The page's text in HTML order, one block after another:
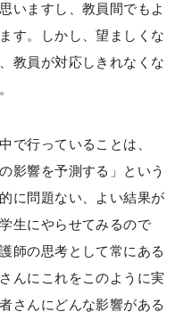
いますし、教員間でもよ
す。しかし、望ましくな
教員が対応しきれなくな
で行っていることは、
影響を予測する」という
に問題ない、よい結果が
生にやらせてみるので
師の思考として常にある
んにこれをこのように実
さんにどんな影響がある